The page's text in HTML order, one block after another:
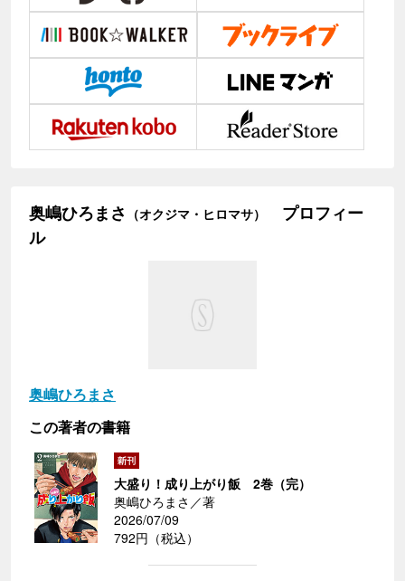
奥嶋ひろまさ （オクジマ・ヒロマサ）
プロフィー
ル
奥嶋ひろまさ
この著者の書籍
大盛り！成り上がり飯 2巻（完）
奥嶋ひろまさ／著
2026/07/09
792円（税込）